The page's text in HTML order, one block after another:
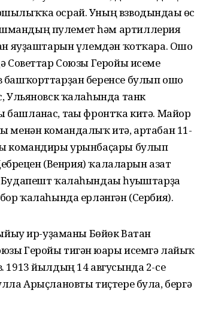
осрай. Уның взводындағы өс
пулемет һәм артиллерия
яуҙаштарын үлемдән ҡотҡара. Ошо
Советтар Союзы Геройы исеме
беренсе булып ошо
Ульяновск ҡалаһында танк
тағы фронтҡа китә. Майор
менән командалыҡ итә, артабан 11-
командиры урынбаҫары булып
(Венрия) ҡалаларын азат
ҡалаһындағы һуғыштарҙа
ҡалаһында ерләнгән (Сербия).
ир-уҙаманы Бөйөк Ватан
Геройы тигән юғары исемгә лайыҡ
йылдың 14 авгусында 2-се
Арыҫлановты тиҫтере була, бергә